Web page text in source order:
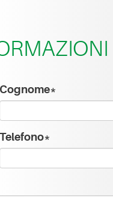
Cognome*
Telefono*